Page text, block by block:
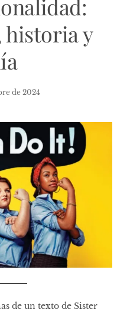
y
de 2024
de un texto de Sister